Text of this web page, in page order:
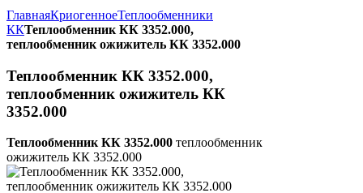
ГлавнаяКриогенноеТеплообменники
ККТеплообменник КК 3352.000,
теплообменник ожижитель КК 3352.000
Теплообменник КК 3352.000,
теплообменник ожижитель КК
3352.000
Теплообменник КК 3352.000 теплообменник
ожижитель КК 3352.000